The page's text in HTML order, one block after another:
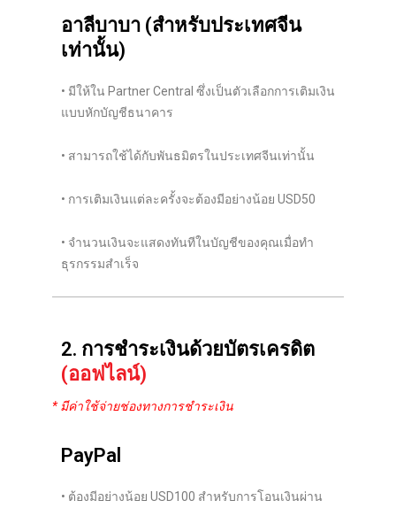
อาลีบาบา (สำหรับประเทศจีน
เท่านั้น)
• มีให้ใน Partner Central ซึ่งเป็นตัวเลือกการเติมเงิน
แบบหักบัญชีธนาคาร
• สามารถใช้ได้กับพันธมิตรในประเทศจีนเท่านั้น
• การเติมเงินแต่ละครั้งจะต้องมีอย่างน้อย USD50
• จำนวนเงินจะแสดงทันทีในบัญชีของคุณเมื่อทำ
ธุรกรรมสำเร็จ
2. การชำระเงินด้วยบัตรเครดิต
(ออฟไลน์)
* มีค่าใช้จ่ายช่องทางการชำระเงิน
PayPal
• ต้องมีอย่างน้อย USD100 สำหรับการโอนเงินผ่าน